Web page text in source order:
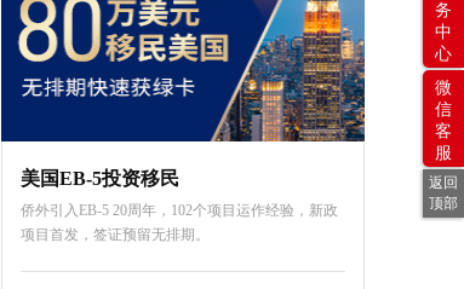
美国EB-5投资移民
侨外引入EB-5 20周年，102个项目运作经验，新政
项目首发，签证预留无排期。
务
中
心
微
信
客
服
返回
顶部